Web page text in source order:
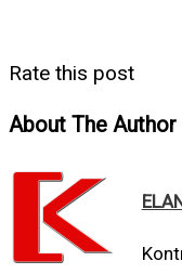
Rate this post
About The Author